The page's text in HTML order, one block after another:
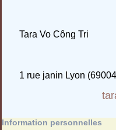
Tara Vo Công Tri
1 rue janin Lyon
Information personnelles